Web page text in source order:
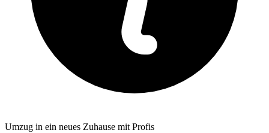
Umzug in ein neues Zuhause mit Profis